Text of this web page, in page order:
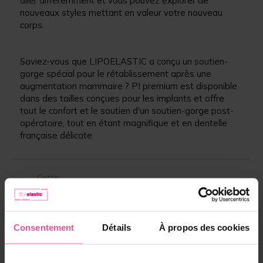
Consentement Détails À propos des cookies
nouveaux styles mettant en valeur votre nouveau
corps.
Saviez-vous que LIPOELASTIC a conçu un soutien-
gorge spécial pour le rétablissement après une
augmentation mammaire ? PI premium est disponible
dans des tailles conçues pour les implants et offre
tout le confort et le soutien d'un soutien-gorge post-
opératoire, tout en étant magnifique et en dentelle
française délicate.
Cette
réponse
vous a plu?
avec vos